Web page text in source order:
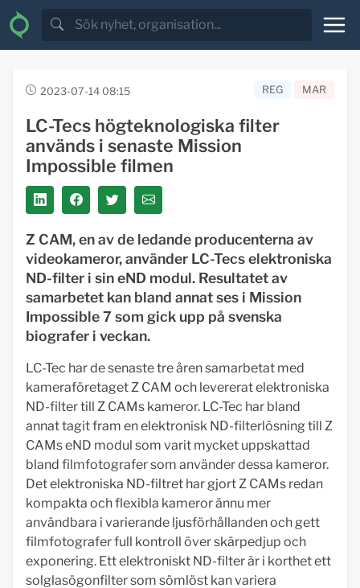
2023-07-14 08:15 REG MAR
LC-Tecs högteknologiska filter
används i senaste Mission
Impossible filmen
Z CAM, en av de ledande producenterna av
videokameror, använder LC-Tecs elektroniska
ND-filter i sin eND modul. Resultatet av
samarbetet kan bland annat ses i Mission
Impossible 7 som gick upp på svenska
biografer i veckan.
LC-Tec har de senaste tre åren samarbetat med
kameraföretaget Z CAM och levererat elektroniska
ND-filter till Z CAMs kameror. LC-Tec har bland
annat tagit fram en elektronisk ND-filterlösning till Z
CAMs eND modul som varit mycket uppskattad
bland filmfotografer som använder dessa kameror.
Det elektroniska ND-filtret har gjort Z CAMs redan
kompakta och flexibla kameror ännu mer
användbara i varierande ljusförhållanden och gett
filmfotografer full kontroll över skärpedjup och
exponering. Ett elektroniskt ND-filter är i korthet ett
solglasögonfilter som sömlöst kan variera